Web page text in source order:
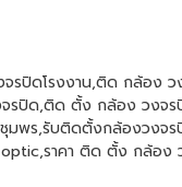
รปิดโรงงาน,ติด กล้อง ว
รปิด,ติด ตั้ง กล้อง วงจร
มพร,รับติดตั้งกล้องวงจร
,ราคา ติด ตั้ง กล้อง